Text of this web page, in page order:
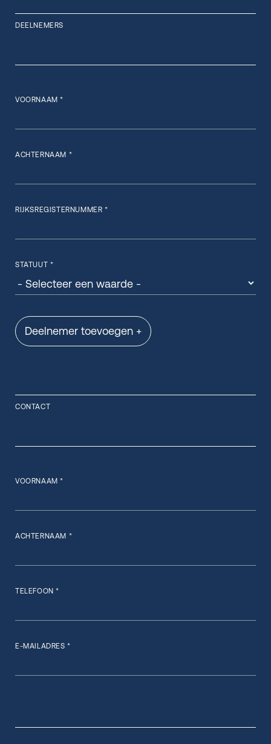
DEELNEMERS
VOORNAAM *
ACHTERNAAM *
RIJKSREGISTERNUMMER *
STATUUT *
Deelnemer toevoegen +
CONTACT
VOORNAAM *
ACHTERNAAM *
TELEFOON *
E-MAILADRES *